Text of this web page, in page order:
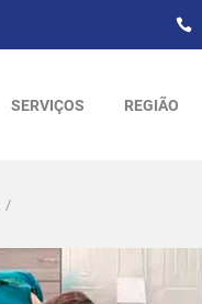
SERVIÇOS REGIÃO
/